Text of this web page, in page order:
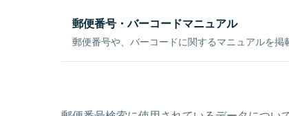
郵便番号・バーコードマニュアル
郵便番号や、バーコードに関するマニュアルを掲